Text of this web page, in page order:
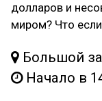
долларов и
миром? Что
Большой
Начало в